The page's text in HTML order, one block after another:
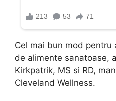
Cel mai bun mod pentru
de alimente sanatoase,
Kirkpatrik, MS si RD,
Cleveland Wellness.